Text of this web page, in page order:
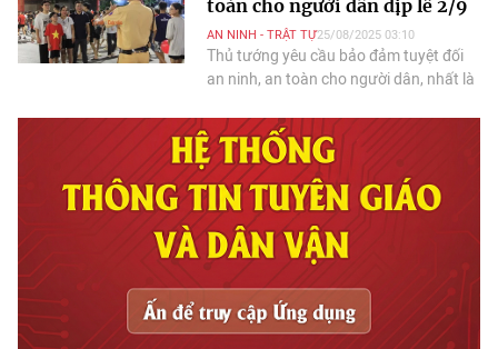
toàn cho người dân dịp lễ 2/9
AN NINH - TRẬT TỰ25/08/2025 03:10
Thủ tướng yêu cầu bảo đảm tuyệt đối
an ninh, an toàn cho người dân, nhất là